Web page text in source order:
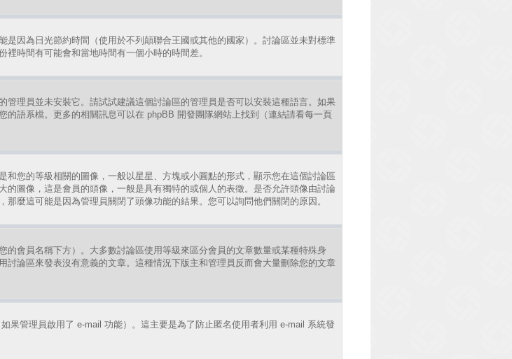
因為日光節約時間（使用於不列顛聯合王國或其他的國家）。討論區並未對標準
時間有可能會和當地時間有一個小時的時間差。
理員並未安裝它。請試試建議這個討論區的管理員是否可以安裝這種語言。如果
語系檔。更多的相關訊息可以在 phpBB 開發團隊網站上找到（連結請看每一頁
您的等級相關的圖像，一般以星星、方塊或小圓點的形式，顯示您在這個討論區
的圖像，這是會員的頭像，一般是具有獨特的或個人的表徵。是否允許頭像由討論
麼這可能是因為管理員關閉了頭像功能的結果。您可以詢問他們關閉的原因。
會員名稱下方）。大多數討論區使用等級來區分會員的文章數量或某種特殊身
論區來發表沒有意義的文章。這種情況下版主和管理員反而會大量刪除您的文章
果管理員啟用了 e-mail 功能）。這主要是為了防止匿名使用者利用 e-mail 系統發